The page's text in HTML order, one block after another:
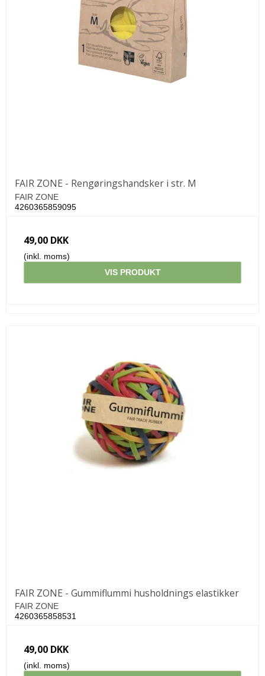
FAIR ZONE - Rengøringshandsker i str. M
FAIR ZONE
4260365859095
49,00 DKK
(inkl. moms)
VIS PRODUKT
FAIR ZONE - Gummiflummi husholdnings elastikker
FAIR ZONE
4260365858531
49,00 DKK
(inkl. moms)